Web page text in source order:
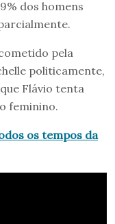
dos homens
pela
politicamente,
Flávio tenta
feminino.
os tempos da